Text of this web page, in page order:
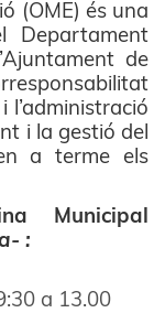
(OME) és una
Departament
de
l’administració
i la gestió del
a terme els
Municipal
:
a 13.00